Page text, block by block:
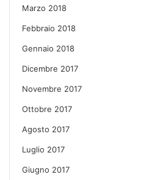
Marzo 2018
Febbraio 2018
Gennaio 2018
Dicembre 2017
Novembre 2017
Ottobre 2017
Agosto 2017
Luglio 2017
Giugno 2017